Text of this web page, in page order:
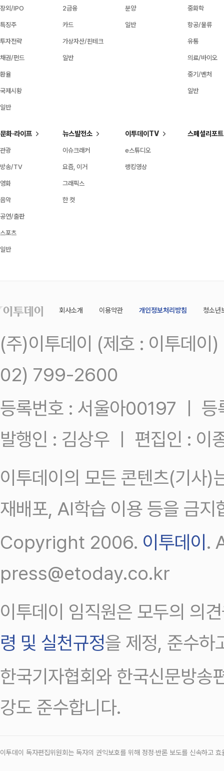
장외/IPO
특징주
투자전략
채권/펀드
환율
국제시황
일반
2금융
카드
가상자산/핀테크
일반
분양
일반
중화학
항공/물류
유통
의료/바이오
중기/벤처
일반
문화·라이프
관광
방송/TV
영화
음악
공연/출판
스포츠
일반
뉴스발전소
이슈크래커
요즘, 이거
그래픽스
한 컷
이투데이TV
e스튜디오
랭킹영상
스페셜리포트
회사소개 이용약관 개인정보처리방침 청소년
(주)이투데이 (제호 : 이투데
02) 799-2600
등록번호 : 서울아00197 ㅣ
발행인 : 김상우 ㅣ 편집인 : 이
이투데이의 모든 콘텐츠(기사)
재배포, AI학습 이용 등을 금지
Copyright 2006. 이투데이.
press@etoday.co.kr
이투데이 임직원은 모두의 의
령 및 실천규정을 제정, 준수하
한국기자협회와 한국신문방송
강도 준수합니다.
이투데이 독자편집위원회는 독자의 권익보호를 위해 정정‧반론 보도를 신속하고